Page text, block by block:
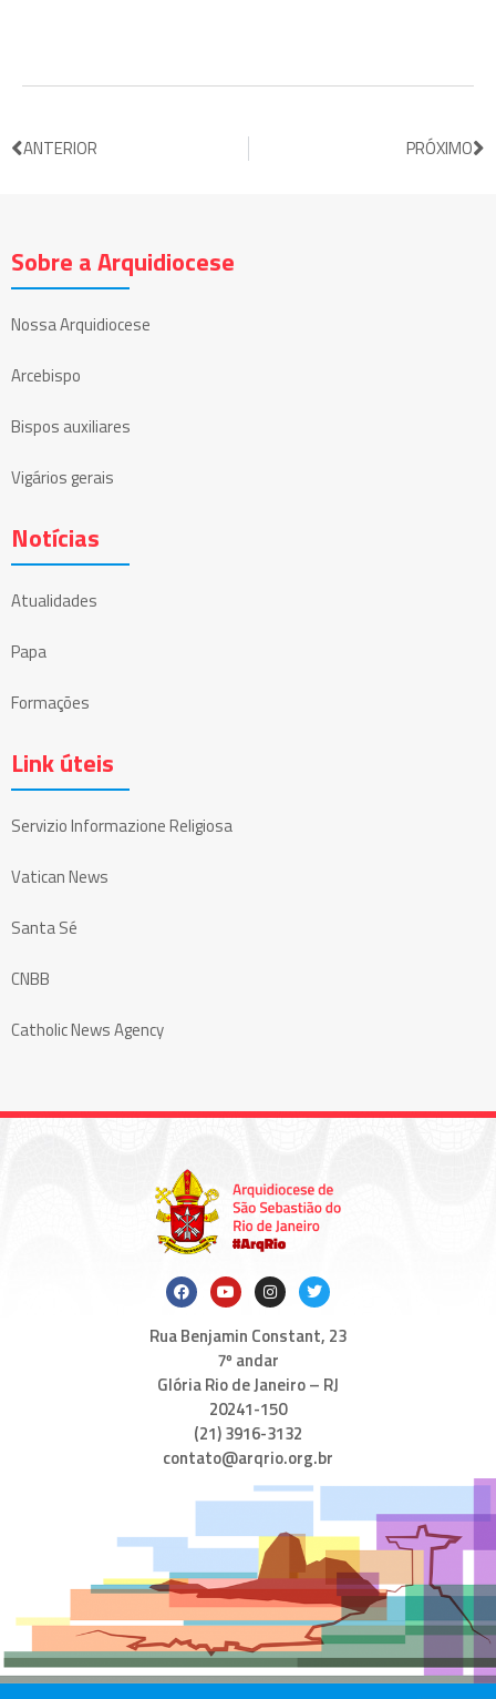
ANTERIOR PRÓXIMO
Sobre a Arquidiocese
Nossa Arquidiocese
Arcebispo
Bispos auxiliares
Vigários gerais
Notícias
Atualidades
Papa
Formações
Link úteis
Servizio Informazione Religiosa
Vatican News
Santa Sé
CNBB
Catholic News Agency
Rua Benjamin Constant, 23
7º andar
Glória Rio de Janeiro – RJ
20241-150
(21) 3916-3132
contato@arqrio.org.br